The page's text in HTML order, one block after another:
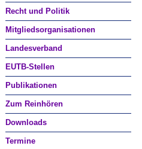
Recht und Politik
Mitgliedsorganisationen
Landesverband
EUTB-Stellen
Publikationen
Zum Reinhören
Downloads
Termine